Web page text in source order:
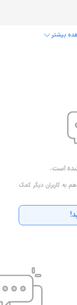
بیشتر
است.
هم به کاربران دیگر کمک